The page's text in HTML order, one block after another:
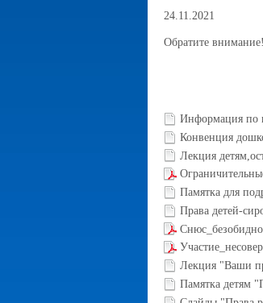
24.11.2021
Обратите внимание!
Информация по
Конвенция
Лекция
Памятка для
Права детей-
Лекция "Ваши
Памятка детям